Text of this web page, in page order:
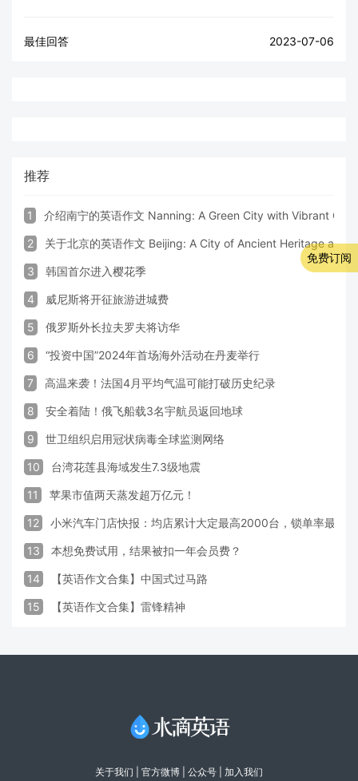
最佳回答 2023-07-06
推荐
1 介绍南宁的英语作文 Nanning: A Green City with Vibrant
2 关于北京的英语作文 Beijing: A City of Ancient Heritage and
3 韩国首尔进入樱花季
4 威尼斯将开征旅游进城费
5 俄罗斯外长拉夫罗夫将访华
6 “投资中国”2024年首场海外活动在丹麦举行
7 高温来袭！法国4月平均气温可能打破历史纪录
8 安全着陆！俄飞船载3名宇航员返回地球
9 世卫组织启用冠状病毒全球监测网络
10 台湾花莲县海域发生7.3级地震
11 苹果市值两天蒸发超万亿元！
12 小米汽车门店快报：均店累计大定最高2000台，锁单率最高
13 本想免费试用，结果被扣一年会员费？
14 【英语作文合集】中国式过马路
15 【英语作文合集】雷锋精神
关于我们 官方微博 | 公众号 | 加入我们
免费订阅